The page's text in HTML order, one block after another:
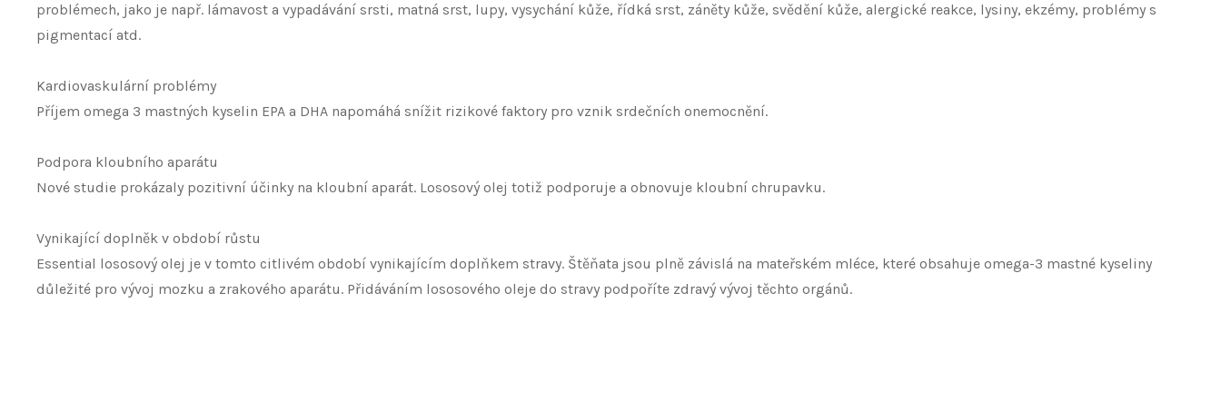
problémech, jako je např. lámavost a vypadávání srsti, matná srst, lupy, vysychání kůže, řídká srst, záněty kůže, svědění kůže, alergické reakce, lysiny, ekzémy, problémy s
pigmentací atd.
Kardiovaskulární problémy
Příjem omega 3 mastných kyselin EPA a DHA napomáhá snížit rizikové faktory pro vznik srdečních onemocnění.
Podpora kloubního aparátu
Nové studie prokázaly pozitivní účinky na kloubní aparát. Lososový olej totiž podporuje a obnovuje kloubní chrupavku.
Vynikající doplněk v období růstu
Essential lososový olej je v tomto citlivém období vynikajícím doplňkem stravy. Štěňata jsou plně závislá na mateřském mléce, které obsahuje omega-3 mastné kyseliny
důležité pro vývoj mozku a zrakového aparátu. Přidáváním lososového oleje do stravy podpoříte zdravý vývoj těchto orgánů.